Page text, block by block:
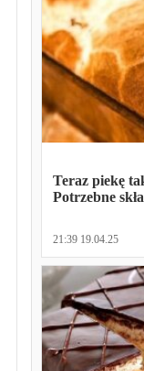
Teraz piekę
Potrzebne
21:39 19.04.25